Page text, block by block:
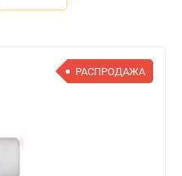
РАСПРОДАЖА